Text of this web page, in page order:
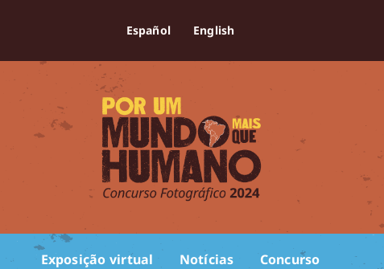
Español English
Exposição virtual Notícias Concurso